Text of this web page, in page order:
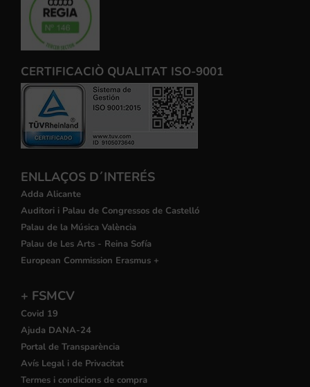
CERTIFICACIÒ QUALITAT ISO-9001
ENLLAÇOS D´INTERÉS
Adda Alicante
Auditori i Palau de Congressos de Castelló
Palau de la Música València
Palau de Les Arts - Reina Sofía
European Commission Erasmus +
+ FSMCV
Covid 19
Ajuda DANA-24
Portal de Transparència
Avís Legal i de Privacitat
Termes i condicions de compra